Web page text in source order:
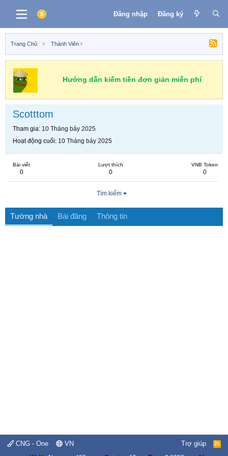
Đăng nhập Đăng ký
Trang Chủ Thành Viên
Hướng dẫn kiếm tiền đơn giản miễn phí
Scotttom
Tham gia 10 Tháng bảy 2025
Hoạt động cuối 10 Tháng bảy 2025
Bài viết
0
Lượt thích
0
VNB Token
0
Tìm kiếm
Tường nhà Bài đăng Thông tin
CNG - One VN Trợ giúp
R